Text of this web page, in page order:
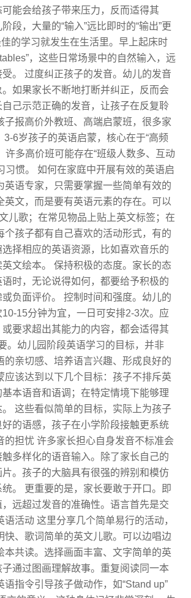
能会给孩子带来压力，反而适得其
段，大量的“输入”远比即时的“输出”更
的学习就发生在生活里。早上起床时
，这些日常场景中的自然输入，远
。 过度纠正孩子的发音。幼儿的发音
如果家长不断地打断并纠正，反而会
己示范正确的发音，让孩子在反复聆
报高价外教班、高端启蒙班，很多家
6岁孩子的英语启蒙，核心在于“高频
多高价班可能存在“班级人数多、互动
习惯。 如何在家庭中开展有效的英语启
语专家，只需要掌握一些简单有效的
文，而是要有英语元素的存在。可以
儿歌；在常见物品上贴上英文标签；在
孩子都有自己喜欢的活动形式，有的
择相应的英语资源，比如喜欢音乐的
文绘本。 保持积极的态度。家长的态
时，无论说得如何，都要给予积极的
负面评价。 控制时间和强度。幼儿的
15分钟为宜，一日可安排2-3次。应
要求超出其能力的内容，都会适得其
。幼儿园阶段英语学习的目标，并非
的亲切感、培养语言兴趣、形成良好的
该达到以下几个目标：孩子不排斥英
本语音和语调；在特定情境下能够理
这些看似简单的目标，实际上为孩子
的语感，孩子在小学阶段接触更系统
担忧 许多家长担心自身发音不标准会
多样化的语音输入。除了家长自己的
。孩子的大脑具有很强的辨别和模仿
。 更重要的是，家长要敢于开口。即
远超过发音的准确性。语言首先是交
活动 这里分享几个简单易行的活动，
、歌词简单的英文儿歌。可以边唱边
共读。选择画面丰富、文字简单的英
通过图画理解故事。重复阅读同一本
指令引导孩子做动作，如“Stand up”